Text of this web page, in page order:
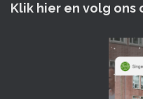
Klik hier en volg ons